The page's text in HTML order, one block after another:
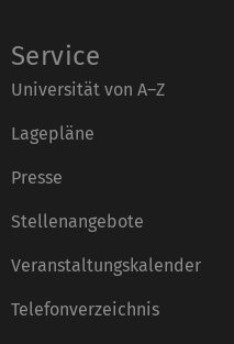
Service
Universität von A–Z
Lagepläne
Presse
Stellenangebote
Veranstaltungskalender
Telefonverzeichnis